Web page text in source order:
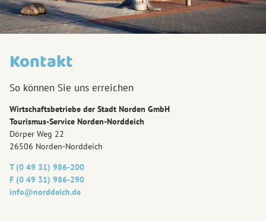
Kontakt
So können Sie uns erreichen
Wirtschaftsbetriebe der Stadt Norden GmbH
Tourismus-Service Norden-Norddeich
Dörper Weg 22
26506 Norden-Norddeich
T (0 49 31) 986-200
F (0 49 31) 986-290
info@‎norddeich.de